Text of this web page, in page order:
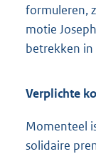
formuleren,
motie Joseph
betrekken
Verplichte
Momenteel
solidaire